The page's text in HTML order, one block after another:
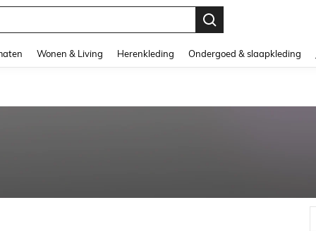
Wonen & Living Herenkleding Ondergoed & slaapkleding